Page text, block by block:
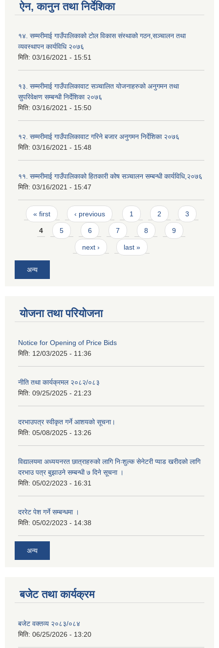
ऐन, कानुन तथा निर्देशिका
१४. सम्मरीमाई गाउँपालिकाको टोल विकास संस्थाको गठन,सञ्चालन तथा
व्यवस्थापन कार्यविधि २०७६
मिति: 03/16/2021 - 15:51
१३. सम्मरीमाई गाउँपालिकावाट सञ्चालित योजनाहरुको अनुगमन तथा
सुपरिवेक्षण सम्बन्धी निर्देशिका २०७६
मिति: 03/16/2021 - 15:50
१२. सम्मरीमाई गाउँपालिकावाट गरिने बजार अनुगमन निर्देशिका २०७६
मिति: 03/16/2021 - 15:48
११. सम्मरीमाई गाउँपालिकाको हितकारी कोष सञ्चालन सम्बन्धी कार्यविधि,२०७६
मिति: 03/16/2021 - 15:47
Pages
« first ‹ previous 1 2 3
4 5 6 7 8 9
next › last »
अन्य
योजना तथा परियोजना
Notice for Opening of Price Bids
मिति: 12/03/2025 - 11:36
नीति तथा कार्यक्रमल २०८२/०८३
मिति: 09/25/2025 - 21:23
दरभाउपत्र स्वीकृत गर्ने आशयको सूचना।
मिति: 05/08/2025 - 13:26
विद्यालयमा अध्ययनरत छात्राहरुको लागि निःशुल्क सेनेटरी प्याड खरीदको लागि
दरभाउ पत्र बुझाउने सम्बन्धी ७ दिने सूचना ।
मिति: 05/02/2023 - 16:31
दररेट पेश गर्ने सम्बन्धमा ।
मिति: 05/02/2023 - 14:38
अन्य
बजेट तथा कार्यक्रम
बजेट वक्तव्य २०८३/०८४
मिति: 06/25/2026 - 13:20